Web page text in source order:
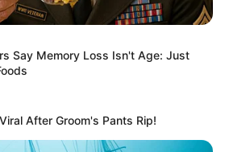
renta este año? La
forma fácil de
Say Memory Loss Isn't Age: Just
After Groom's Pants Rip!